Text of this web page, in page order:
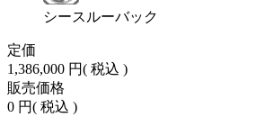
シースルーバック
定価
1,386,000 円( 税込 )
販売価格
0 円( 税込 )